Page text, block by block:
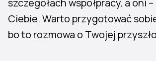
szczegółach współpracy, a oni
Ciebie. Warto przygotować
bo to rozmowa o Twojej